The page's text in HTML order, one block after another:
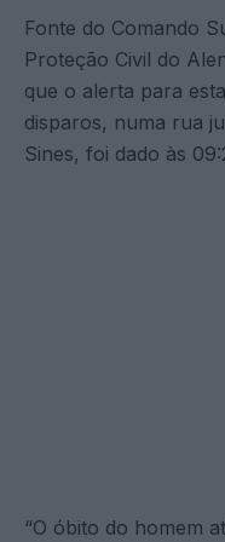
Fonte do Comando
Proteção Civil do
que o alerta para
disparos, numa rua
Sines, foi dado às
“O óbito do homem